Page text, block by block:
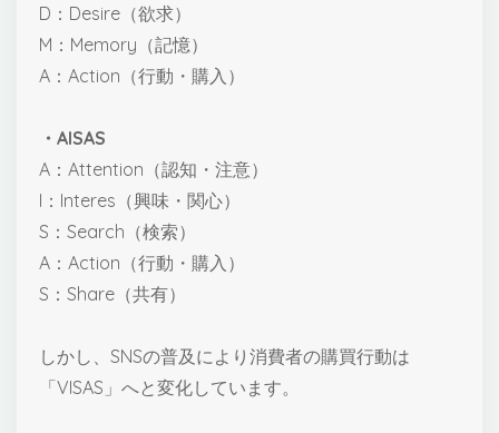
D：Desire（欲求）
M：Memory（記憶）
A：Action（行動・購入）
・AISAS
A：Attention（認知・注意）
I：Interes（興味・関心）
S：Search（検索）
A：Action（行動・購入）
S：Share（共有）
しかし、SNSの普及により消費者の購買行動は
「VISAS」へと変化しています。